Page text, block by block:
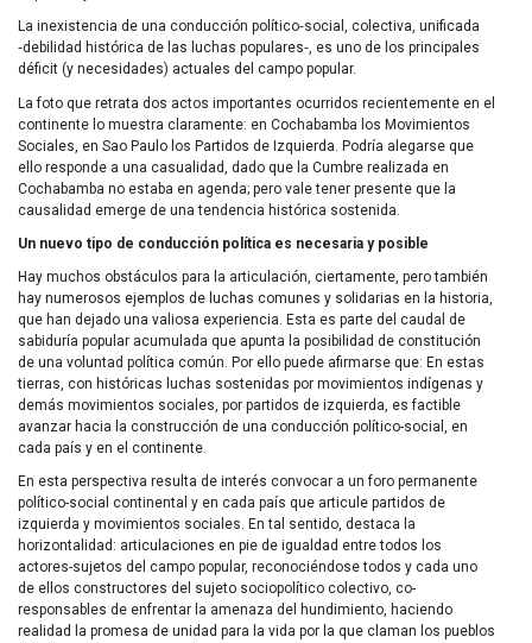
La inexistencia de una conducción político‑social, colectiva, unificada
‑debilidad histórica de las luchas populares‑, es uno de los principales
déficit (y necesidades) actuales del campo popular.
La foto que retrata dos actos importantes ocurridos recientemente en el
continente lo muestra claramente: en Cochabamba los Movimientos
Sociales, en Sao Paulo los Partidos de Izquierda. Podría alegarse que
ello responde a una casualidad, dado que la Cumbre realizada en
Cochabamba no estaba en agenda; pero vale tener presente que la
causalidad emerge de una tendencia histórica sostenida.
Un nuevo tipo de conducción política es necesaria y posible
Hay muchos obstáculos para la articulación, ciertamente, pero también
hay numerosos ejemplos de luchas comunes y solidarias en la historia,
que han dejado una valiosa experiencia. Esta es parte del caudal de
sabiduría popular acumulada que apunta la posibilidad de constitución
de una voluntad política común. Por ello puede afirmarse que: En estas
tierras, con históricas luchas sostenidas por movimientos indígenas y
demás movimientos sociales, por partidos de izquierda, es factible
avanzar hacia la construcción de una conducción político-social, en
cada país y en el continente.
En esta perspectiva resulta de interés convocar a un foro permanente
político-social continental y en cada país que articule partidos de
izquierda y movimientos sociales. En tal sentido, destaca la
horizontalidad: articulaciones en pie de igualdad entre todos los
actores-sujetos del campo popular, reconociéndose todos y cada uno
de ellos constructores del sujeto sociopolítico colectivo, co-
responsables de enfrentar la amenaza del hundimiento, haciendo
realidad la promesa de unidad para la vida por la que claman los pueblos